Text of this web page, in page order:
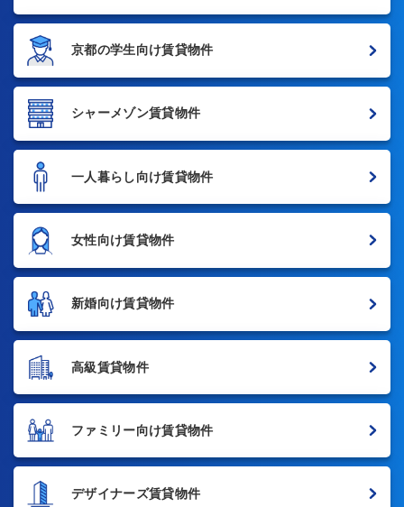
京都の学生向け賃貸物件
シャーメゾン賃貸物件
一人暮らし向け賃貸物件
女性向け賃貸物件
新婚向け賃貸物件
高級賃貸物件
ファミリー向け賃貸物件
デザイナーズ賃貸物件